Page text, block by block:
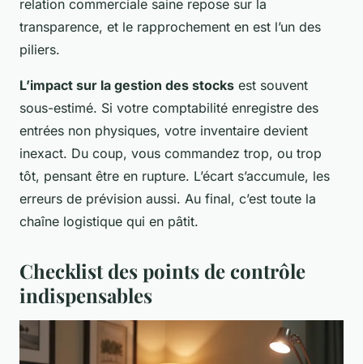
relation commerciale saine repose sur la
transparence, et le rapprochement en est l’un des
piliers.
L’impact sur la gestion des stocks est souvent
sous-estimé. Si votre comptabilité enregistre des
entrées non physiques, votre inventaire devient
inexact. Du coup, vous commandez trop, ou trop
tôt, pensant être en rupture. L’écart s’accumule, les
erreurs de prévision aussi. Au final, c’est toute la
chaîne logistique qui en pâtit.
Checklist des points de contrôle
indispensables